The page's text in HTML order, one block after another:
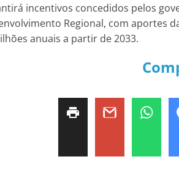
incentivos concedidos pelos
Regional, com aportes
anuais a partir de 2033.